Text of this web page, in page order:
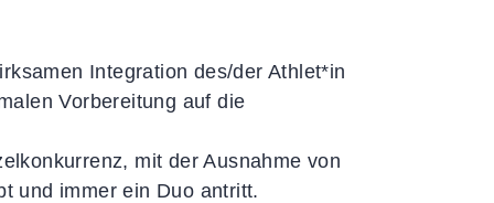
Integration des/der Athlet*in
Vorbereitung auf die
mit der Ausnahme von
und immer ein Duo antritt.